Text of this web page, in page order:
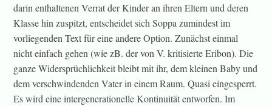
darin enthaltenen Verrat der Kinder an ihren Eltern und deren
Klasse hin zuspitzt, entscheidet sich Soppa zumindest im
vorliegenden Text für eine andere Option. Zunächst einmal
nicht einfach gehen (wie zB. der von V. kritisierte Eribon). Die
ganze Widersprüchlichkeit bleibt mit ihr, dem kleinen Baby und
dem verschwindenden Vater in einem Raum. Quasi eingesperrt.
Es wird eine intergenerationelle Kontinuität entworfen. Im